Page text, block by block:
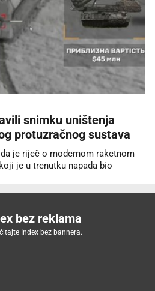
snimku uništenja
protuzračnog sustava
da je riječ o modernom raketnom
je u trenutku napada bio
bez reklama
Index bez bannera.